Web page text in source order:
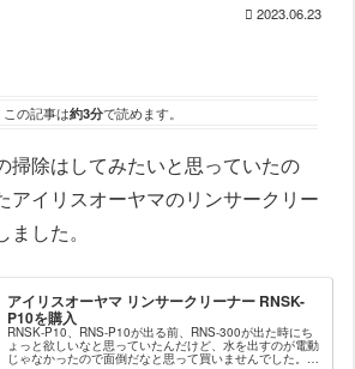
2023.06.23
この記事は約3分で読めます。
掃除はしてみたいと思っていたの
アイリスオーヤマのリンサークリー
した。
アイリスオーヤマ リンサークリーナー RNSK-
P10を購入
RNSK-P10、RNS-P10が出る前、RNS-300が出た時にち
ょっと欲しいなと思っていたんだけど、水を出すのが電動
じゃなかったので面倒だなと思って買いませんでした。そ